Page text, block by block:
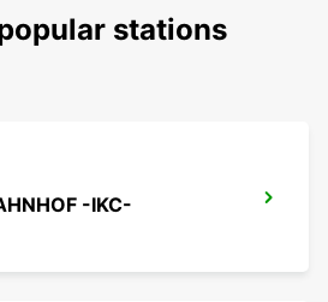
stations
-IKC-